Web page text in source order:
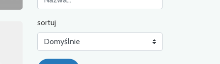
sortuj